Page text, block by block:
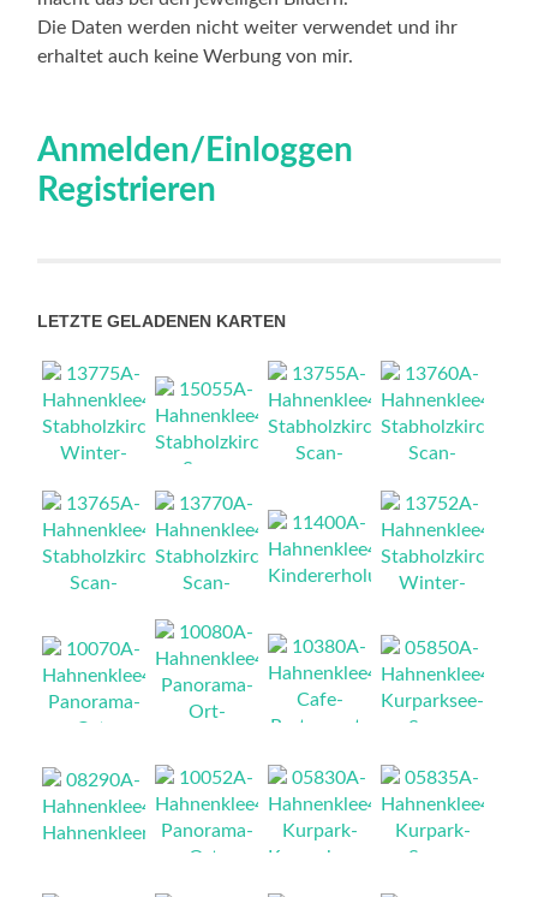
Die Daten werden nicht weiter verwendet und ihr
erhaltet auch keine Werbung von mir.
Anmelden/Einloggen
Registrieren
LETZTE GELADENEN KARTEN
NEU NEU
NEU
NEU
NEU